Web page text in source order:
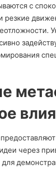
с
резкие
через
для